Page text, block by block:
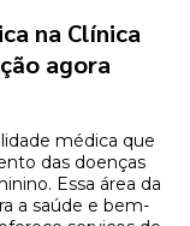
na Clínica
agora
médica que
das doenças
Essa área da
a saúde e bem-